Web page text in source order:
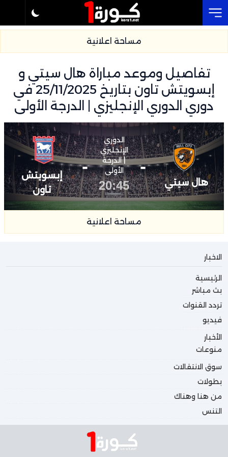
مساحة اعلانية
تفاصيل وموعد مباراة هال سيتي و
إبسويتش تاون بتاريخ 25/11/2025 في
دوري الدوري الإنجليزي | الدرجة الأولى
هال سيتي
-
الدوري
الإنجليزي
| الدرجة
الأولى
20:45
-
إبسويتش
تاون
مساحة اعلانية
الاخبار
الرئيسية
بث مباشر
تردد القنوات
فيديو
الأخبار
منوعات
سوق الانتقالات
بطولات
من هنا وهناك
التنس